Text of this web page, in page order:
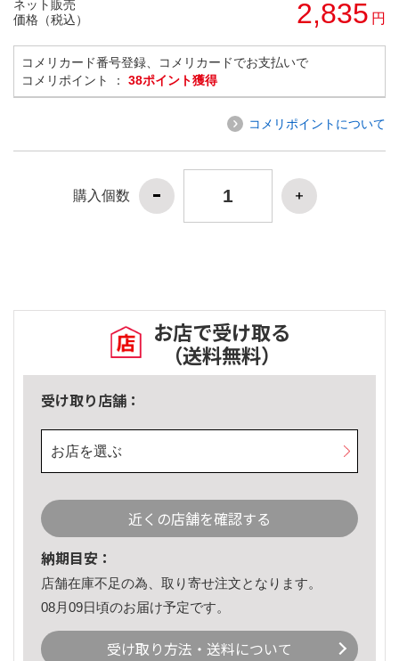
ネット販売
価格（税込）
2,835 円
コメリカード番号登録、コメリカードでお支払いで
コメリポイント ： 38ポイント獲得
コメリポイントについて
購入個数
お店で受け取る
（送料無料）
受け取り店舗：
お店を選ぶ
近くの店舗を確認する
納期目安：
店舗在庫不足の為、取り寄せ注文となります。
08月09日頃のお届け予定です。
受け取り方法・送料について